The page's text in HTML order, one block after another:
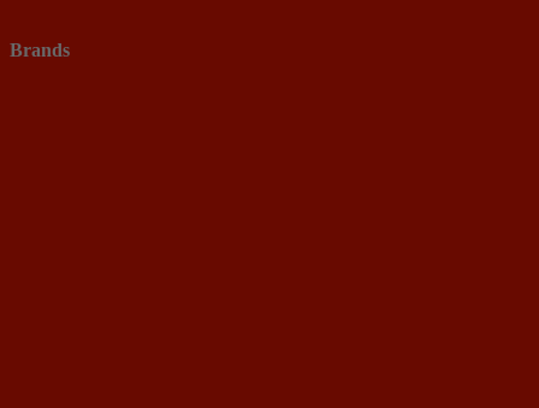
Brands